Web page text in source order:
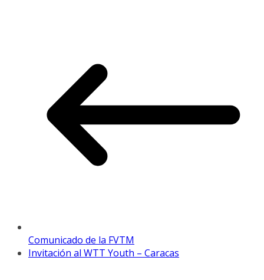
Comunicado de la FVTM
Invitación al WTT Youth – Caracas